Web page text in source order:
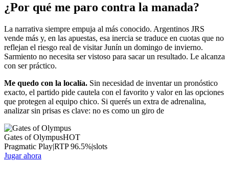
¿Por qué me paro contra la manada?
La narrativa siempre empuja al más conocido. Argentinos JRS
vende más y, en las apuestas, esa inercia se traduce en cuotas que no
reflejan el riesgo real de visitar Junín un domingo de invierno.
Sarmiento no necesita ser vistoso para sacar un resultado. Le alcanza
con ser práctico.
Me quedo con la localía. Sin necesidad de inventar un pronóstico
exacto, el partido pide cautela con el favorito y valor en las opciones
que protegen al equipo chico. Si querés un extra de adrenalina,
analizar sin prisas es clave: no es como un giro de
Gates of OlympusHOT
Pragmatic Play|RTP96.5%|slots
Jugar ahora